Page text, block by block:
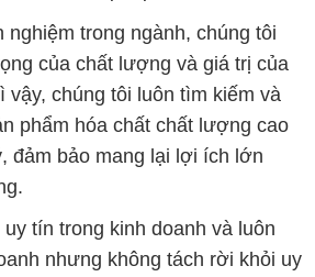
nghiệm trong ngành, chúng tôi
của chất lượng và giá trị của
vậy, chúng tôi luôn tìm kiếm và
phẩm hóa chất chất lượng cao
đảm bảo mang lại lợi ích lớn
tín trong kinh doanh và luôn
nhưng không tách rời khỏi uy